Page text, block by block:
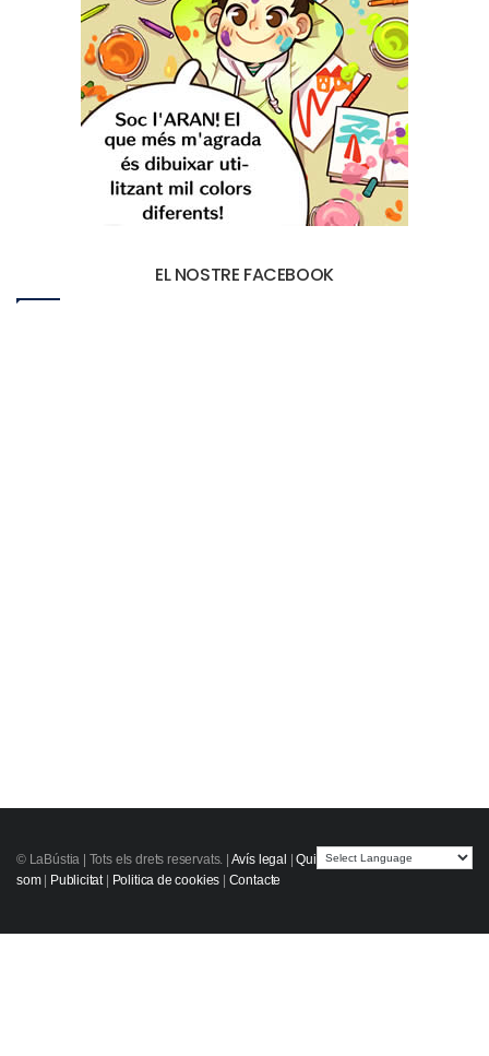
EL NOSTRE FACEBOOK
© LaBústia | Tots els drets reservats. | Avís legal |Qui
som| Publicitat | Politica de cookies | Contacte